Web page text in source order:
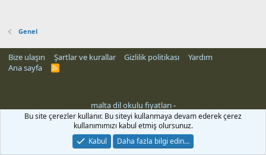
Genel
Bize ulaşın Şartlar ve kurallar Gizlilik politikası
Yardım
Ana sayfa
R
malta dil okulu fiyatları-
Bu site çerezler kullanır. Bu siteyi kullanmaya devam ederek çerez
kullanımımızı kabul etmiş olursunuz.
Kabul
Daha fazla bilgi edin…